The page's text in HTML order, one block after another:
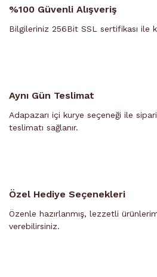
%100 Güvenli Alışveriş
Bilgileriniz 256Bit SSL sertifikası ile
Aynı Gün Teslimat
Adapazarı içi kurye seçeneği ile
teslimatı sağlanır.
Özel Hediye Seçenekleri
Özenle hazırlanmış, lezzetli
verebilirsiniz.